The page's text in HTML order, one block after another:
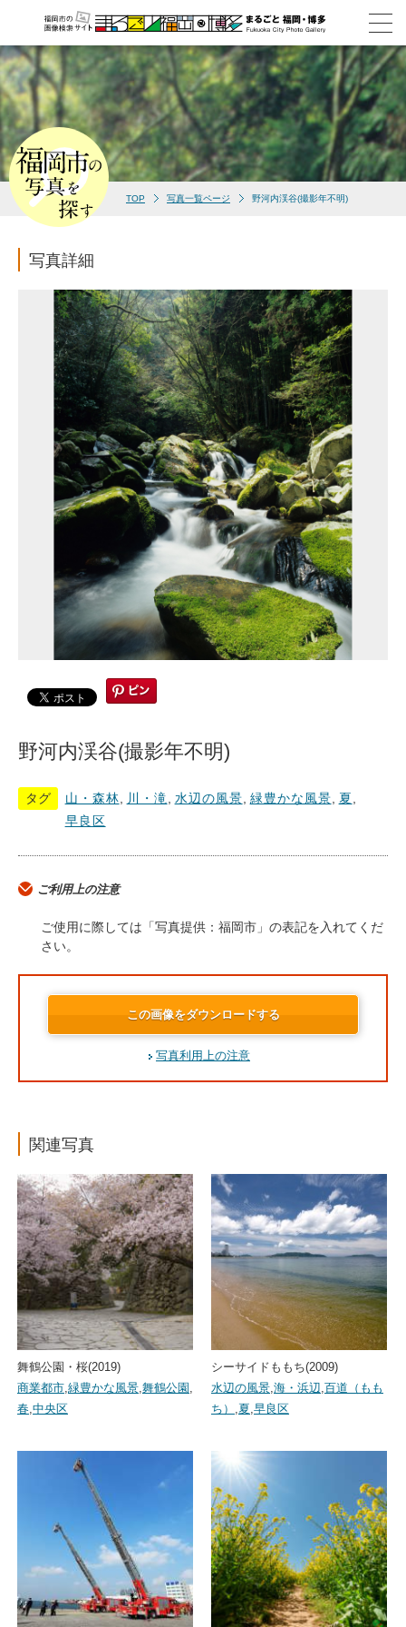
TOP 写真一覧ページ 野河内渓谷(撮影年不明)
写真詳細
野河内渓谷(撮影年不明)
タグ 山・森林 川・滝 水辺の風景 緑豊かな風景 夏
早良区
ご利用上の注意
ご使用に際しては「写真提供：福岡市」の表記を入れてくだ
さい。
この画像をダウンロードする
写真利用上の注意
関連写真
舞鶴公園・桜(2019)
商業都市,緑豊かな風景,舞鶴公園 ,
春,中央区
シーサイドももち(2009)
水辺の風景,海・浜辺,百道（もも
ち） ,夏,早良区